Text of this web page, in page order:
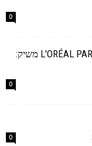
0
חגיגה לשפתיים – מותג האיפור הבינלאומי L'ORÉAL PARIS משיק:
0
0